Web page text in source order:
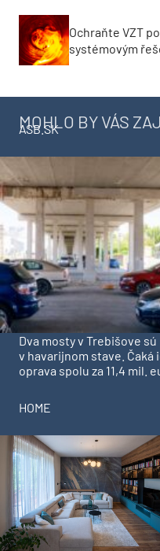
Ochraňte VZT
systémovým
MOHLO BY VÁS
ASB.SK
Dva mosty v Trebišove sú
v havarijnom stave. Čaká
oprava spolu za 11,4 mil.
HOME